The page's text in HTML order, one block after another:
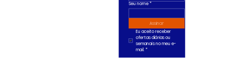
Seu nome *
Assinar
Eu aceito receber
ofertas diárias ou
semanais no meu e-
mail. *